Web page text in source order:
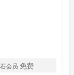
会员 免费